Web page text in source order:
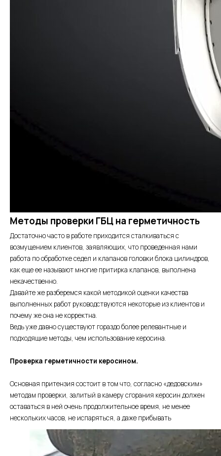
Методы проверки ГБЦ на герметичность
Достаточно часто в работе приходится сталкиваться с
возмущением клиентов, заявляющих, что проведенная нами
работа по обработке седел и клапанов головки блока цилиндров,
как еще ее называют многие притирка клапанов, выполнена
некачественно.
Давайте же разберемся какой методикой оценки качества
выполненных работ руководствуются некоторые из клиентов и
почему же она не корректна.
Ведь уже давно существуют гораздо более релевантные и
подходящие методы, чем использование керосина.
Проверка герметичности керосином.
Основная притензия состоит в том что, согласно «дедовским»
методам проверки, залитый в камеру сгорания керосин должен
оставаться в ней очень продолжительное время, не менее
нескольких часов, не испаряться, а даже прибывать